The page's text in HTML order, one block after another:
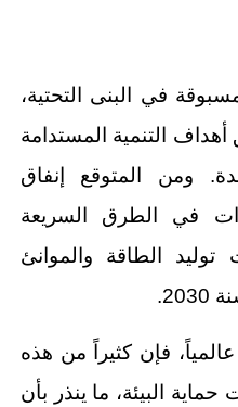
في البنى التحتية،
التنمية المستدامة
ومن المتوقع إنفاق
في الطرق السريعة
الطاقة والموانئ
فإن كثيراً من هذه
البيئة، ما ينذر بأن